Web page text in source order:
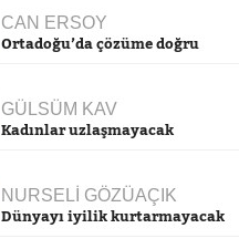
CAN ERSOY
Ortadoğu’da çözüme doğru
GÜLSÜM KAV
Kadınlar uzlaşmayacak
NURSELİ GÖZÜAÇIK
Dünyayı iyilik kurtarmayacak